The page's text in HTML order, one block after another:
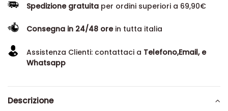
Spedizione gratuita per ordini superiori a 69,90€
Consegna in 24/48 orein tutta italia
Assistenza Clienti: contattaci a Telefono,Email, e
Whatsapp
Descrizione